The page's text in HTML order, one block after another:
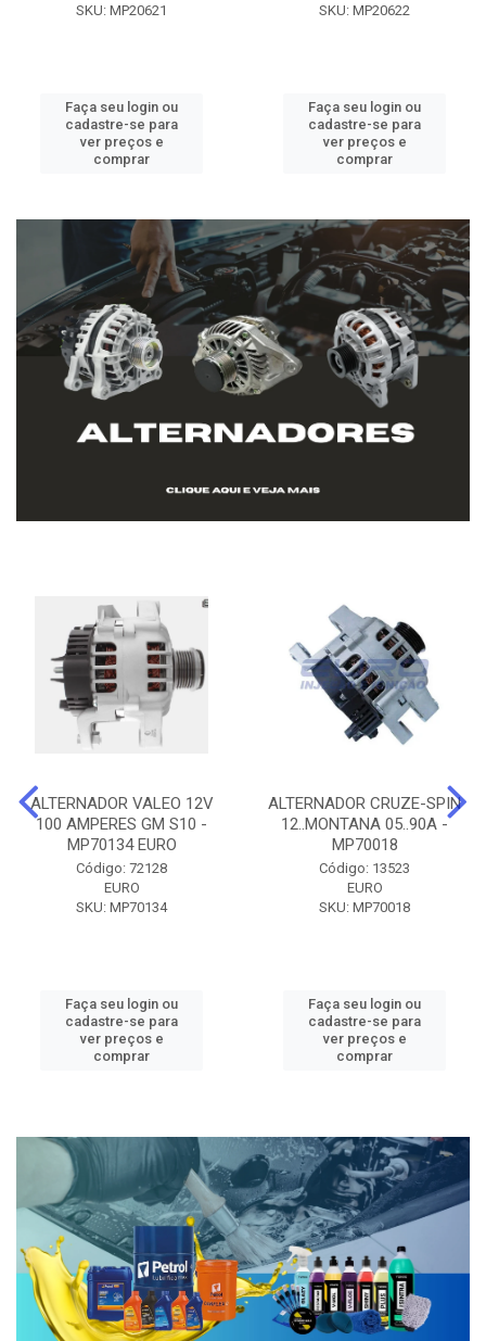
SKU: MP20621
Faça seu login ou
cadastre-se para
ver preços e
comprar
SKU: MP20622
Faça seu login ou
cadastre-se para
ver preços e
comprar
ALTERNADOR VALEO 12V
100 AMPERES GM S10 -
MP70134 EURO
Código: 72128
EURO
SKU: MP70134
Faça seu login ou
cadastre-se para
ver preços e
comprar
ALTERNADOR CRUZE-SPIN
12..MONTANA 05..90A -
MP70018
Código: 13523
EURO
SKU: MP70018
Faça seu login ou
cadastre-se para
ver preços e
comprar